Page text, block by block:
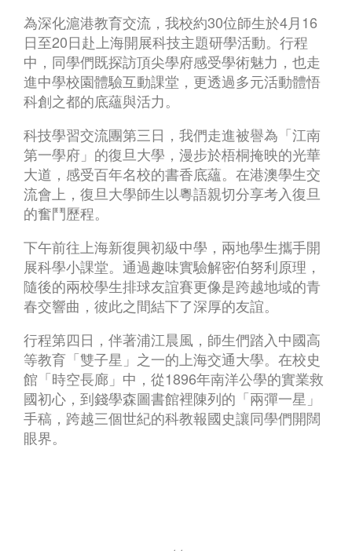
為深化滬港教育交流，我校約30位師生於4月16
日至20日赴上海開展科技主題研學活動。行程
中，同學們既探訪頂尖學府感受學術魅力，也走
進中學校園體驗互動課堂，更透過多元活動體悟
科創之都的底蘊與活力。
科技學習交流團第三日，我們走進被譽為「江南
第一學府」的復旦大學，漫步於梧桐掩映的光華
大道，感受百年名校的書香底蘊。在港澳學生交
流會上，復旦大學師生以粵語親切分享考入復旦
的奮鬥歷程。
下午前往上海新復興初級中學，兩地學生攜手開
展科學小課堂。通過趣味實驗解密伯努利原理，
隨後的兩校學生排球友誼賽更像是跨越地域的青
春交響曲，彼此之間結下了深厚的友誼。
行程第四日，伴著浦江晨風，師生們踏入中國高
等教育「雙子星」之一的上海交通大學。在校史
館「時空長廊」中，從1896年南洋公學的實業救
國初心，到錢學森圖書館裡陳列的「兩彈一星」
手稿，跨越三個世紀的科教報國史讓同學們開闊
眼界。